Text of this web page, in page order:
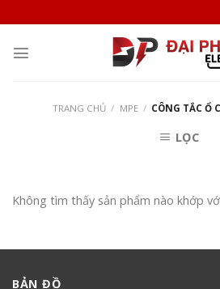
to
content
TRANG CHỦ / MPE / CÔNG TẮC Ổ
LỌC
Không tìm thấy sản phẩm nào khớp
BẢN ĐỒ